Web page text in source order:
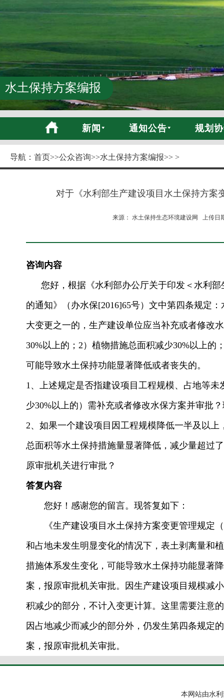
水土保持方案编报
新闻 通知公告 规划
导航： 首页>>公众咨询>>水土保持方案编报>> >
对于《水利部生产建设项目水土保持方案
来源： 水土保持生态环境建设网 上传日
咨询内容
您好，根据《水利部办公厅关于印发＜水利部
的通知》（办水保[2016]65号）文中第四条规定
大变更之一的，生产建设单位应当补充或者修改
30%以上的；2）植物措施总面积减少30%以上
可能导致水土保持功能显著降低或者丧失的。
1、上述规定是否指建设项目工程规模、占地等
少30%以上的）需补充或者修改水保方案并审批
2、如果一个建设项目因工程规模降低一半及以
总面积等水土保持措施量显著降低，减少量超过
原审批机关进行审批？
答复内容
您好！感谢您的留言。现答复如下：
《生产建设项目水土保持方案变更管理规定（
和占地未发生明显变化的情况下，表土剥离量和
措施体系发生变化，可能导致水土保持功能显著
案，报原审批机关审批。因生产建设项目规模减
积减少的部分，不计入变更计算。这里需要注意
因占地减少而减少的部分外，仍发生第四条规定
案，报原审批机关审批。
本网站由水